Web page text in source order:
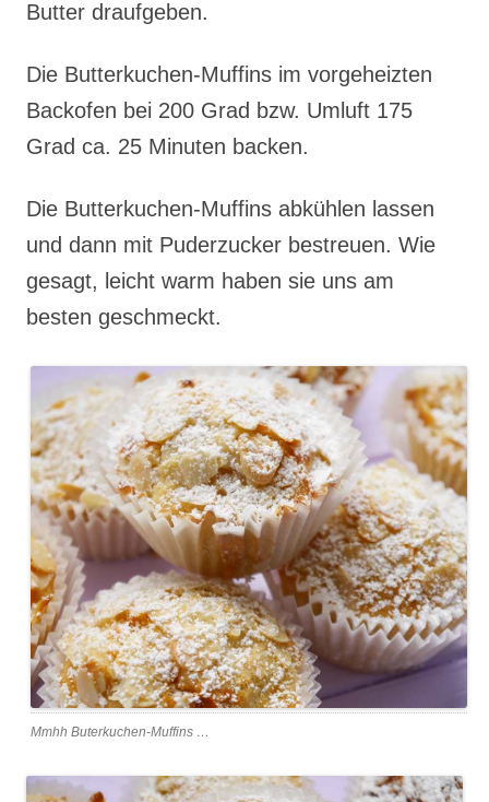
Butter draufgeben.
Die Butterkuchen-Muffins im vorgeheizten
Backofen bei 200 Grad bzw. Umluft 175
Grad ca. 25 Minuten backen.
Die Butterkuchen-Muffins abkühlen lassen
und dann mit Puderzucker bestreuen. Wie
gesagt, leicht warm haben sie uns am
besten geschmeckt.
Mmhh Buterkuchen-Muffins …